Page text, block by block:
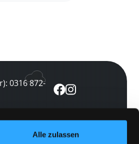
Alle zulassen
0316 872-